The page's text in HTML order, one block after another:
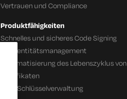
Vertrauen und Compliance
Produktfähigkeiten
Schnelles und sicheres Code Signing
IoT Identitätsmanagement
Automatisierung des Lebenszyklus von
Zertifikaten
SSH-Schlüsselverwaltung